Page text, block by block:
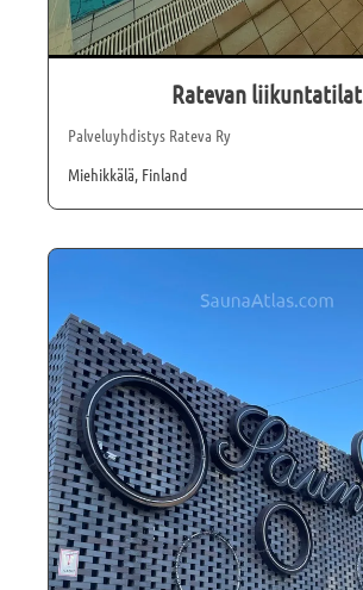
Ratevan liikuntatilat
Palveluyhdistys Rateva Ry
Miehikkälä, Finland